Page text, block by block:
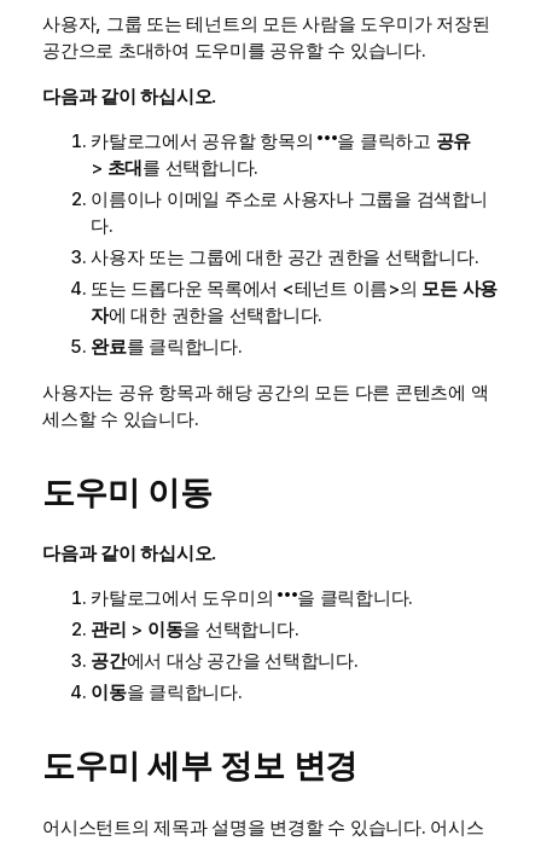
사용자, 그룹 또는 테넌트의 모든 사람을 도우미가 저장된
공간으로 초대하여 도우미를 공유할 수 있습니다.
다음과 같이 하십시오.
카탈로그에서 공유할 항목의
을 클릭하고 공유
> 초대를 선택합니다.
이름이나 이메일 주소로 사용자나 그룹을 검색합니
다.
사용자 또는 그룹에 대한 공간 권한을 선택합니다.
또는 드롭다운 목록에서 <테넌트 이름>의 모든 사용
자에 대한 권한을 선택합니다.
완료를 클릭합니다.
사용자는 공유 항목과 해당 공간의 모든 다른 콘텐츠에 액
세스할 수 있습니다.
도우미 이동
다음과 같이 하십시오.
카탈로그에서 도우미의
을 클릭합니다.
관리 > 이동을 선택합니다.
공간에서 대상 공간을 선택합니다.
이동을 클릭합니다.
도우미 세부 정보 변경
어시스턴트의 제목과 설명을 변경할 수 있습니다. 어시스